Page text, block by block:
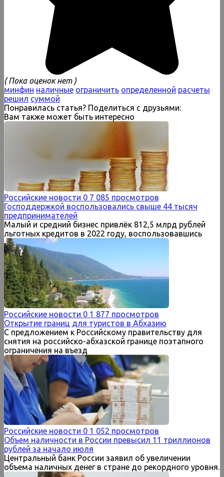
( Пока оценок нет )
минфин наличные ограничить определенной расчеты
решил суммой
Понравилась статья? Поделиться с друзьями:
Вам также может быть интересно
Российские новости 0 7 085 просмотров
Господдержкой воспользовались свыше 44 тысяч
предпринимателей
Малый и средний бизнес привлёк 812,5 млрд рублей
льготных кредитов в 2022 году, воспользовавшись
Российские новости 0 1 877 просмотров
Открытие границ для туристов в Абхазию
С предложением к Российскому правительству для
снятия на российско-абхазской границе поэтапного
ограничения на въезд
Российские новости 0 1 052 просмотров
Объем наличности в России превысил 11 триллионов
рублей за начало июля
Центральный банк России заявил об увеличении
объема наличных денег в стране до рекордного уровня.